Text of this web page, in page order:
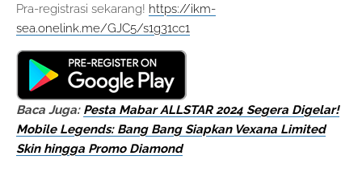
Pra-registrasi sekarang! https://ikm-
sea.onelink.me/GJC5/s1g31cc1
Baca Juga: Pesta Mabar ALLSTAR 2024 Segera Digelar!
Mobile Legends: Bang Bang Siapkan Vexana Limited
Skin hingga Promo Diamond